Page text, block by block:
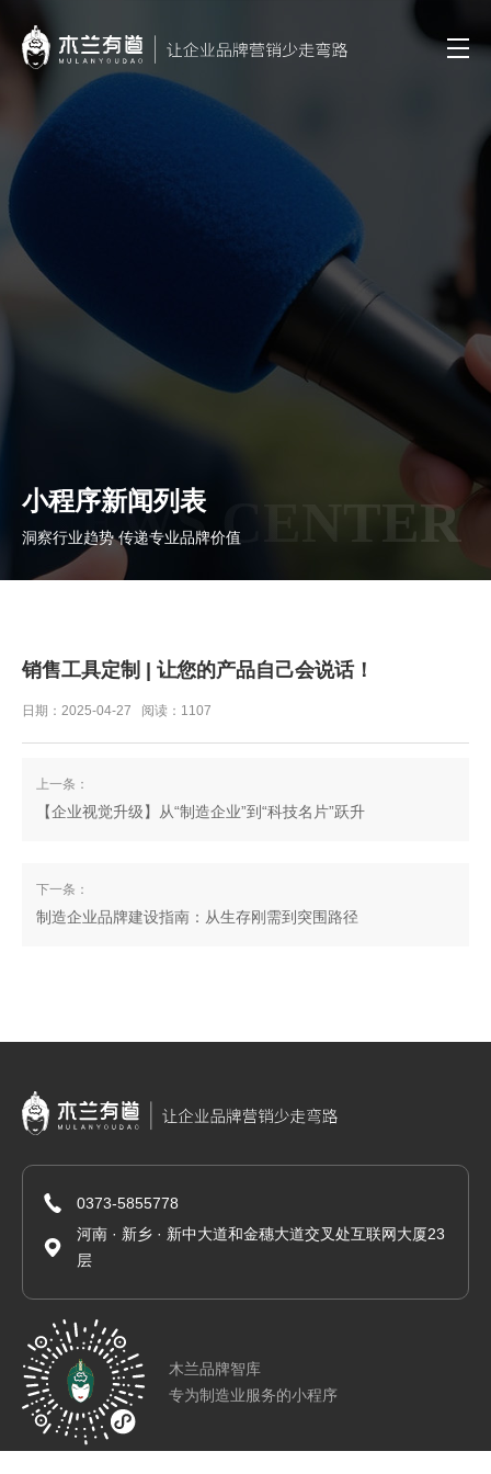
小程序新闻列表
洞察行业趋势 传递专业品牌价值
NEWS CENTER
销售工具定制 | 让您的产品自己会说话！
日期：2025-04-27 阅读：1107
上一条：
【企业视觉升级】从“制造企业”到“科技名片”跃升
下一条：
制造企业品牌建设指南：从生存刚需到突围路径
0373-5855778
河南 · 新乡 · 新中大道和金穗大道交叉处互联网大厦23
层
木兰品牌智库
专为制造业服务的小程序